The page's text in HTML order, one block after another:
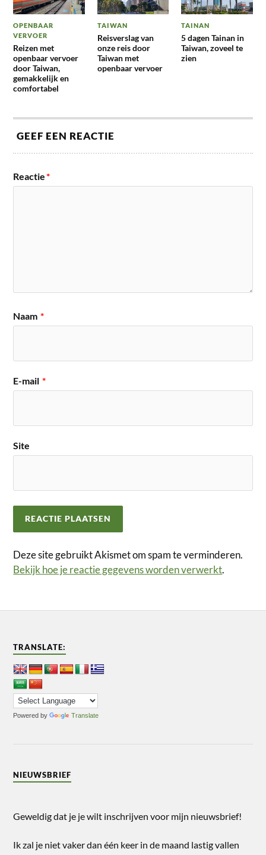
OPENBAAR
VERVOER
Reizen met
openbaar vervoer
door Taiwan,
gemakkelijk en
comfortabel
TAIWAN
Reisverslag van
onze reis door
Taiwan met
openbaar vervoer
TAINAN
5 dagen Tainan in
Taiwan, zoveel te
zien
GEEF EEN REACTIE
Reactie*
Naam *
E-mail *
Site
Deze site gebruikt Akismet om spam te verminderen.
Bekijk hoe je reactie gegevens worden verwerkt.
TRANSLATE:
Powered by Translate
NIEUWSBRIEF
Geweldig dat je je wilt inschrijven voor mijn nieuwsbrief!
Ik zal je niet vaker dan één keer in de maand lastig vallen